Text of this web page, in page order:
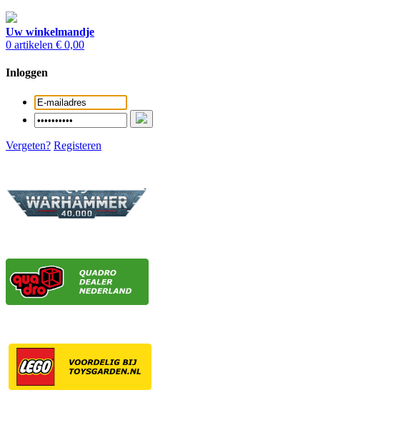
Uw winkelmandje
0 artikelen € 0,00
Inloggen
Vergeten? Registeren